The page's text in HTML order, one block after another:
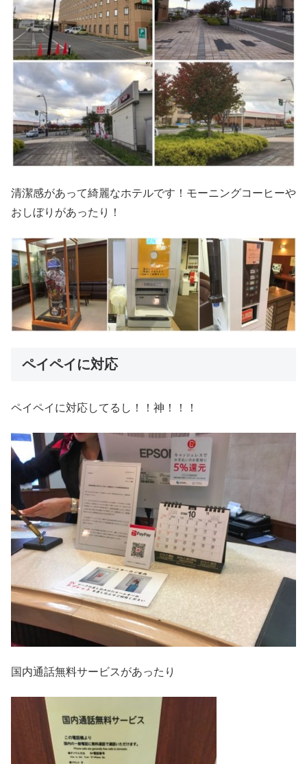
清潔感があって綺麗なホテルです！モーニングコーヒーや
おしぼりがあったり！
ペイペイに対応
ペイペイに対応してるし！！神！！！
国内通話無料サービスがあったり